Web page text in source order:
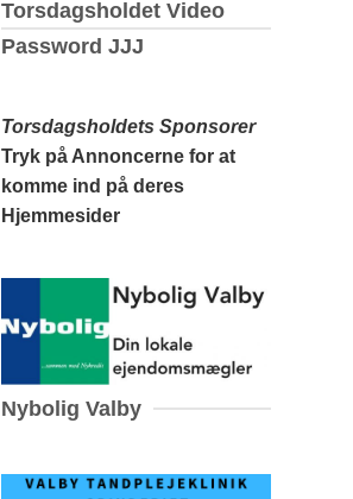
Torsdagsholdet Video
Password JJJ
Torsdagsholdets Sponsorer
Tryk på Annoncerne for at
komme ind på deres
Hjemmesider
Nybolig Valby